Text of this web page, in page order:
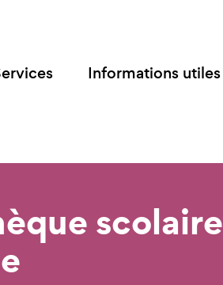
Informations utiles
scolaire